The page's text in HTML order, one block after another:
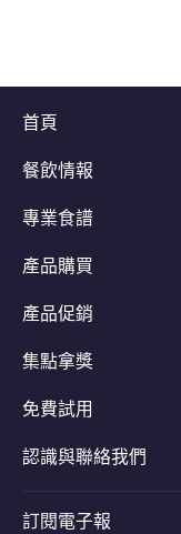
首頁
餐飲情報
專業食譜
產品購買
產品促銷
集點拿獎
免費試用
認識與聯絡我們
訂閱電子報